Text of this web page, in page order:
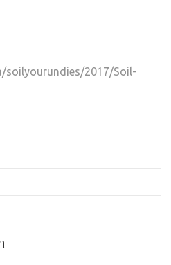
soilyourundies/2017/Soil-